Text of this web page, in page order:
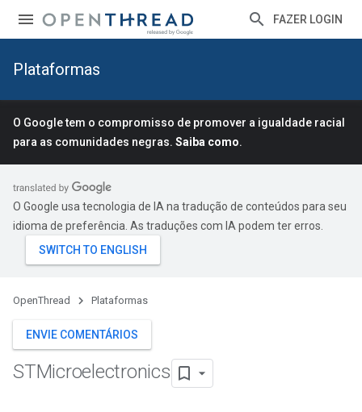
FAZER LOGIN
Plataformas
O Google tem o compromisso de promover a igualdade racial
para as comunidades negras. Saiba como.
O Google usa tecnologia de IA na tradução de conteúdos para seu
idioma de preferência. As traduções com IA podem ter erros.
OpenThread Plataformas
ENVIE COMENTÁRIOS
STMicroelectronics